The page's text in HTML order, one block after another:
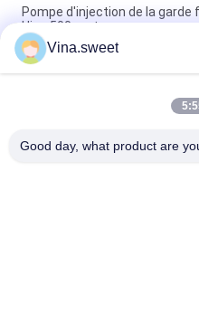
Pompe d'injection de la garde
Hino 500 parts
Piston de Hino J08E de
E0101
Pièces d'auto Hino d'arbre à
Vina.sweet
Good day, what product are